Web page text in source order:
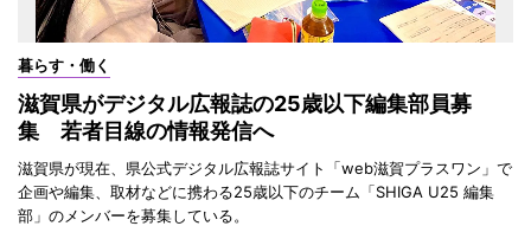
暮らす・働く
滋賀県がデジタル広報誌の25歳以下編集部員募
集 若者目線の情報発信へ
滋賀県が現在、県公式デジタル広報誌サイト「web滋賀プラスワン」で
企画や編集、取材などに携わる25歳以下のチーム「SHIGA U25 編集
部」のメンバーを募集している。